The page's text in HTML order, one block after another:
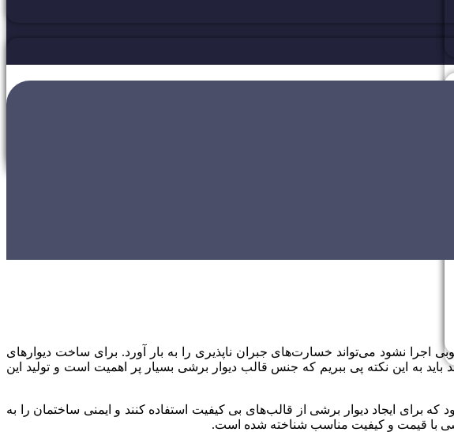
نشود می‌تواند خسارت‌های جبران ناپذیری را به بار آورد. برای ساخت دیوار‌های
به این نکته پی ببریم که جنس قالب دیوار برشی بسیار پر اهمیت است و تولید این
برای ایجاد دیوار برشی از قالب‌های بی کیفیت استفاده کنند و ایمنی ساختمان را به
با قیمت و کیفیت مناسب شناخته شده است.